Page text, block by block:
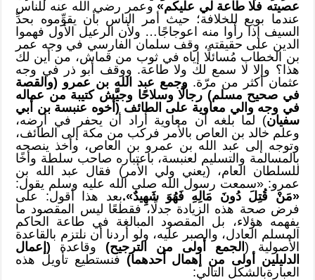
عصيته فلا طاعة لي عليكم» وعمر رضي الله عنه للناس
عندما بويع للخلافة؛ حيث أمر الناس بأن يقوِّموه بحدِّ
السيف إذا رأَوا منه اعوجاجًا… ولأن الرعيل الأول فهموا
الدين على حقيقته، وقف سلمان الفارسي في وجه عمر
بن الخطاب مُسائلًا إياه في ثوب من قماش، من أين لك
هذا؟ وإلا لا سمع لك ولا طاعة. ووقف أبو ذر في وجه
عثمان أكثر من مرّة. وجمع عبد الله بن عمرو (والقصة
في صحيح مسلم) رجالًا وسلاحًا وجيَّش كتيبة من عماله
في وجه والي معاوية على الطائف (أخوه عنبسة بن أبي
سفيان) لما بلغه أن معاوية أراد أن يحفر في أرضه،
وعلم خالد بن العاص بالأمر فركب من مكة إلى الطائف،
وتوجه إلى عبد الله بن عمرو بن العاص، وأخذ ينصحه
بالمسالمة والتسليم لعنبسة، باعتباره صاحب سلطة وأخًا
للسلطان العام، (يعني ولي الأمر) فقال عبد الله بن
عمرو: «سمعت رسول الله صلى الله عليه وسلم يقول:
«مَنْ قُتِلَ دُونَ مَالِهِ فَهُوَ شَهِيدٌ».بعد هذا أقول: على
فرض صحة هذه الزيادة جدلًا، فقطعًا ليس المقصود ما
يفهمه هؤلاء، بل المقصود المبالغة في طاعة الحاكم
المسلم العادل، والصبر عليه، ولو أردنا أن نلتزم بالقاعدة
الأصولية ( الجمع أولى من الترجيح) وقاعدة (إعمال
الدليلين أولى من إهمال أحدهما) فنستطيع تأويل هذه
العبارةبالشكل التالي: